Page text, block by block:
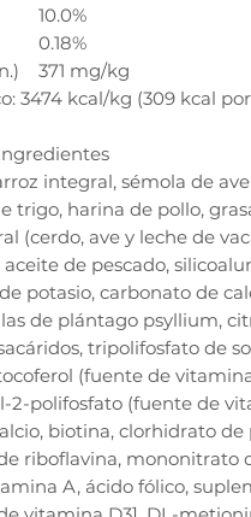
10.0%
0.18%
371 mg/kg
3474 kcal/kg (309 kcal
integral, sémola de
trigo, harina de pollo,
(cerdo, ave y leche de
de pescado,
potasio, carbonato de
de plántago psyllium,
tripolifosfato de
(fuente de
2-polifosfato (fuente de
biotina, clorhidrato
riboflavina, mononitrato
A, ácido fólico,